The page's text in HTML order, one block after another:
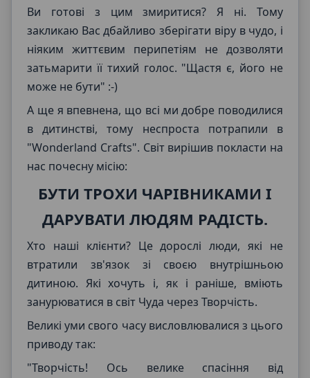
Ви готові з цим змиритися? Я ні. Тому
закликаю Вас дбайливо зберігати віру в чудо, і
ніяким життєвим перипетіям не дозволяти
затьмарити її тихий голос. "Щастя є, його не
може не бути" :-)
А ще я впевнена, що всі ми добре поводилися
в дитинстві, тому неспроста потрапили в
"Wonderland Crafts". Світ вирішив покласти на
нас почесну місію:
БУТИ ТРОХИ ЧАРІВНИКАМИ І
ДАРУВАТИ ЛЮДЯМ РАДІСТЬ.
Хто наші клієнти? Це дорослі люди, які не
втратили зв'язок зі своєю внутрішньою
дитиною. Які хочуть і, як і раніше, вміють
занурюватися в світ Чуда через Творчість.
Великі уми свого часу висловлювалися з цього
приводу так:
"Творчість! Ось велике спасіння від